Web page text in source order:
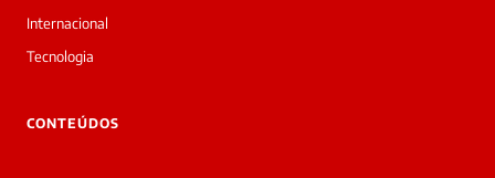
Internacional
Tecnologia
CONTEÚDOS